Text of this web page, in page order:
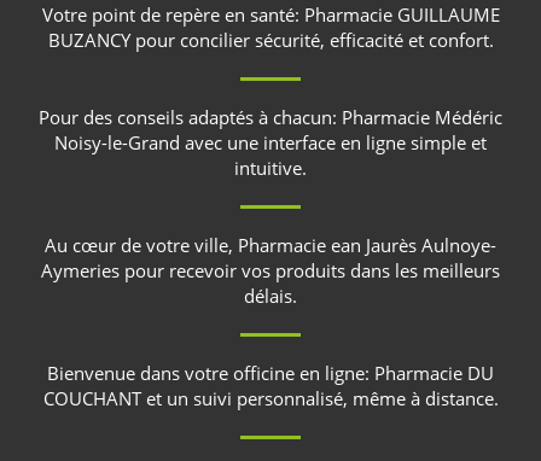
Votre point de repère en santé: Pharmacie GUILLAUME
BUZANCYpour concilier sécurité, efficacité et confort.
Pour des conseils adaptés à chacun: Pharmacie Médéric
Noisy-le-Grand avec une interface en ligne simple et
intuitive.
Au cœur de votre ville, Pharmacie ean Jaurès Aulnoye-
Aymeries pour recevoir vos produits dans les meilleurs
délais.
Bienvenue dans votre officine en ligne: Pharmacie DU
COUCHANTet un suivi personnalisé, même à distance.